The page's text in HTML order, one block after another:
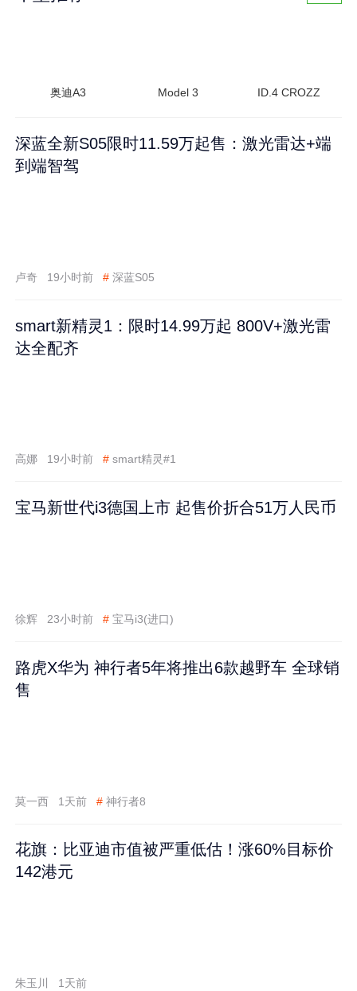
奥迪A3 Model 3 ID.4 CROZZ
深蓝全新S05限时11.59万起售：激光雷达+端
到端智驾
卢奇 19小时前 # 深蓝S05
smart新精灵1：限时14.99万起 800V+激光雷
达全配齐
高娜 19小时前 # smart精灵#1
宝马新世代i3德国上市 起售价折合51万人民币
徐辉 23小时前 # 宝马i3(进口)
路虎X华为 神行者5年将推出6款越野车 全球销
售
莫一西 1天前 # 神行者8
花旗：比亚迪市值被严重低估！涨60%目标价
142港元
朱玉川 1天前